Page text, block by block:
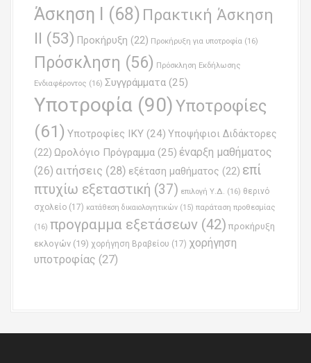
Άσκηση Ι
(68) Πρακτική Άσκηση
ΙΙ (53) Προκήρυξη (22) Προκήρυξη για υποτροφία (16)
Πρόσκληση (56) Πρόσκληση Εκδήλωσης
Ενδιαφέροντος (16) Συγγράμματα (25)
Υποτροφία (90)Υποτροφίες
(61) Υποτροφίες ΙΚΥ (24) Υποψήφιοι Διδάκτορες
(22) Ωρολόγιο Πρόγραμμα (25) έναρξη μαθήματος
(26) αιτήσεις (28) εξέταση μαθήματος (22) επί
πτυχίω εξεταστική (37) επιλογή Υ.Δ. (16) θερινό
σχολείο (17) κατάθεση δικαιολογητικών (15) παράταση προθεσμίας
(16) προγραμμα εξετάσεων (42) προκήρυξη
εκλογών (19) χορήγηση Βραβείου (17) χορήγηση
υποτροφίας (27)